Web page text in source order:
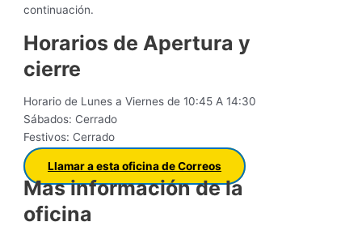
continuación.
Horarios de Apertura y
cierre
Horario de Lunes a Viernes de 10:45 A 14:30
Sábados: Cerrado
Festivos: Cerrado
Llamar a esta oficina de Correos
Mas información de la
oficina